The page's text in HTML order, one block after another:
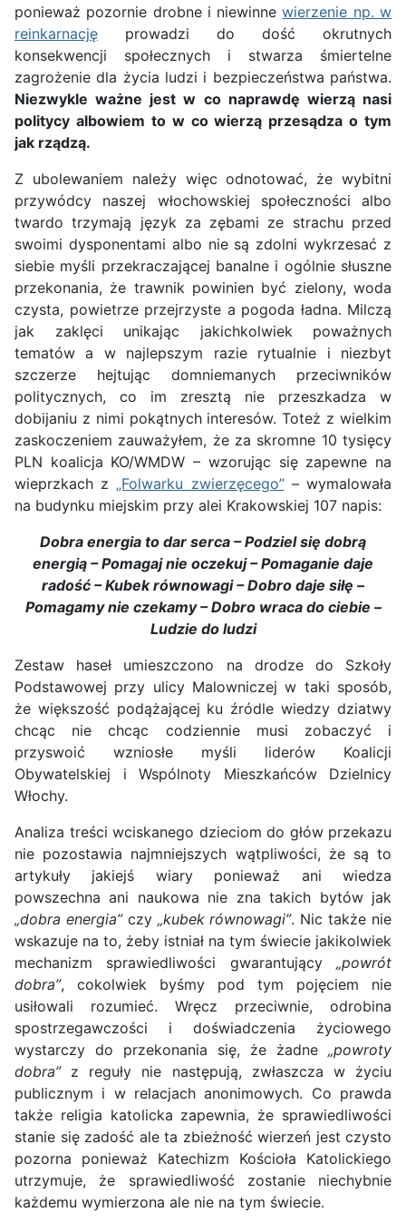
ponieważ pozornie drobne i niewinnewierzenie np. w
reinkarnację prowadzi do dość okrutnych
konsekwencji społecznych i stwarza śmiertelne
zagrożenie dla życia ludzi i bezpieczeństwa państwa.
Niezwykle ważne jest w co naprawdę wierzą nasi
politycy albowiem to w co wierzą przesądza o tym
jak rządzą.
Z ubolewaniem należy więc odnotować, że wybitni
przywódcy naszej włochowskiej społeczności albo
twardo trzymają język za zębami ze strachu przed
swoimi dysponentami albo nie są zdolni wykrzesać z
siebie myśli przekraczającej banalne i ogólnie słuszne
przekonania, że trawnik powinien być zielony, woda
czysta, powietrze przejrzyste a pogoda ładna. Milczą
jak zaklęci unikając jakichkolwiek poważnych
tematów a w najlepszym razie rytualnie i niezbyt
szczerze hejtując domniemanych przeciwników
politycznych, co im zresztą nie przeszkadza w
dobijaniu z nimi pokątnych interesów. Toteż z wielkim
zaskoczeniem zauważyłem, że za skromne 10 tysięcy
PLN koalicja KO/WMDW – wzorując się zapewne na
wieprzkach z „Folwarku zwierzęcego”– wymalowała
na budynku miejskim przy alei Krakowskiej 107 napis:
Dobra energia to dar serca – Podziel się dobrą
energią – Pomagaj nie oczekuj – Pomaganie daje
radość – Kubek równowagi – Dobro daje siłę –
Pomagamy nie czekamy – Dobro wraca do ciebie –
Ludzie do ludzi
Zestaw haseł umieszczono na drodze do Szkoły
Podstawowej przy ulicy Malowniczej w taki sposób,
że większość podążającej ku źródle wiedzy dziatwy
chcąc nie chcąc codziennie musi zobaczyć i
przyswoić wzniosłe myśli liderów Koalicji
Obywatelskiej i Wspólnoty Mieszkańców Dzielnicy
Włochy.
Analiza treści wciskanego dzieciom do głów przekazu
nie pozostawia najmniejszych wątpliwości, że są to
artykuły jakiejś wiary ponieważ ani wiedza
powszechna ani naukowa nie zna takich bytów jak
„dobra energia”czy „kubek równowagi”. Nic także nie
wskazuje na to, żeby istniał na tym świecie jakikolwiek
mechanizm sprawiedliwości gwarantujący „powrót
dobra”, cokolwiek byśmy pod tym pojęciem nie
usiłowali rozumieć. Wręcz przeciwnie, odrobina
spostrzegawczości i doświadczenia życiowego
wystarczy do przekonania się, że żadne „powroty
dobra”z reguły nie następują, zwłaszcza w życiu
publicznym i w relacjach anonimowych. Co prawda
także religia katolicka zapewnia, że sprawiedliwości
stanie się zadość ale ta zbieżność wierzeń jest czysto
pozorna ponieważ Katechizm Kościoła Katolickiego
utrzymuje, że sprawiedliwość zostanie niechybnie
każdemu wymierzona ale nie na tym świecie.